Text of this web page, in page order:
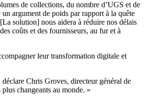
de collections, du nombre d’UGS et de
argument de poids par rapport à la quête
solution] nous aidera à réduire nos délais
coûts et des fournisseurs, au fur et à
leur transformation digitale et
Chris Groves, directeur général de
changeants au monde. »